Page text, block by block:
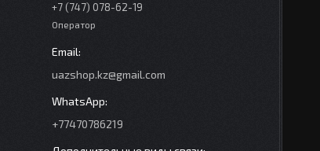
+7 (747) 078-62-19
Оператор
uazshop.kz@gmail.com
+77470786219